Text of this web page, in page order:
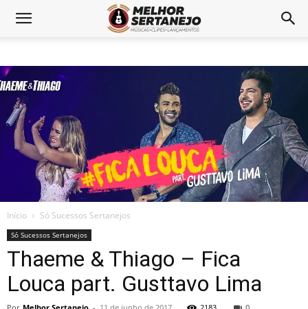
Início Só Sucessos Sertanejos
Só Sucessos Sertanejos
Thaeme & Thiago – Fica
Louca part. Gusttavo Lima